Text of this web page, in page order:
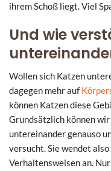
ihrem Schoß liegt. Viel
Und wie
Wollen sich Katzen
dagegen mehr auf
können Katzen diese
Grundsätzlich können
untereinander genauso
versucht. Sie wendet
Verhaltensweisen an.